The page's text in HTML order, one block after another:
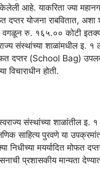
आहे. याकरिता ज्या
दप्तर योजना राबवितात, अशा
वगळून रु. १६५.०० कोटी
संस्थांच्या शाळांमधील इ. १
मोफत दप्तर (School Bag)
विचाराधीन होती.
संस्थांच्या शाळांतील इ.
साहित्य पुरवणे या
निधीच्या मयर्यादित मोफत
प्रशासकीय मान्यता